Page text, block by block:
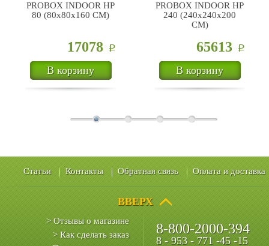
PROBOX INDOOR HP
80 (80х80х160 CM)
17078 Р
В корзину
PROBOX INDOOR HP
240 (240х240х200
CM)
65613 Р
В корзину
Статьи Контакты Обратная связь Оплата и доставка
ВВЕРХ
> Отзывы о магазине
> Как сделать заказ
8-800-2000-394
8 - 953 - 771 -45 -15